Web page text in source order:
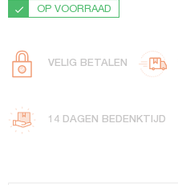
OP VOORRAAD
VELIG BETALEN
14 DAGEN BEDENKTIJD